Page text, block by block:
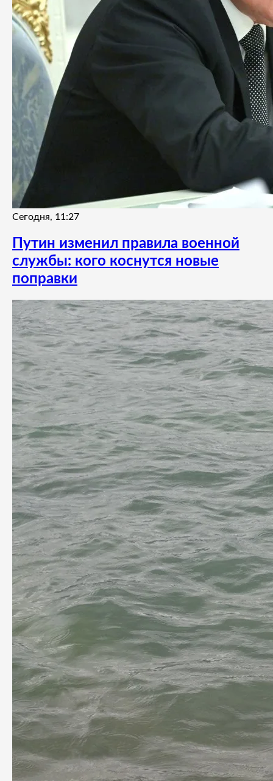
Сегодня, 11:27
Путин изменил правила военной
службы: кого коснутся новые
поправки